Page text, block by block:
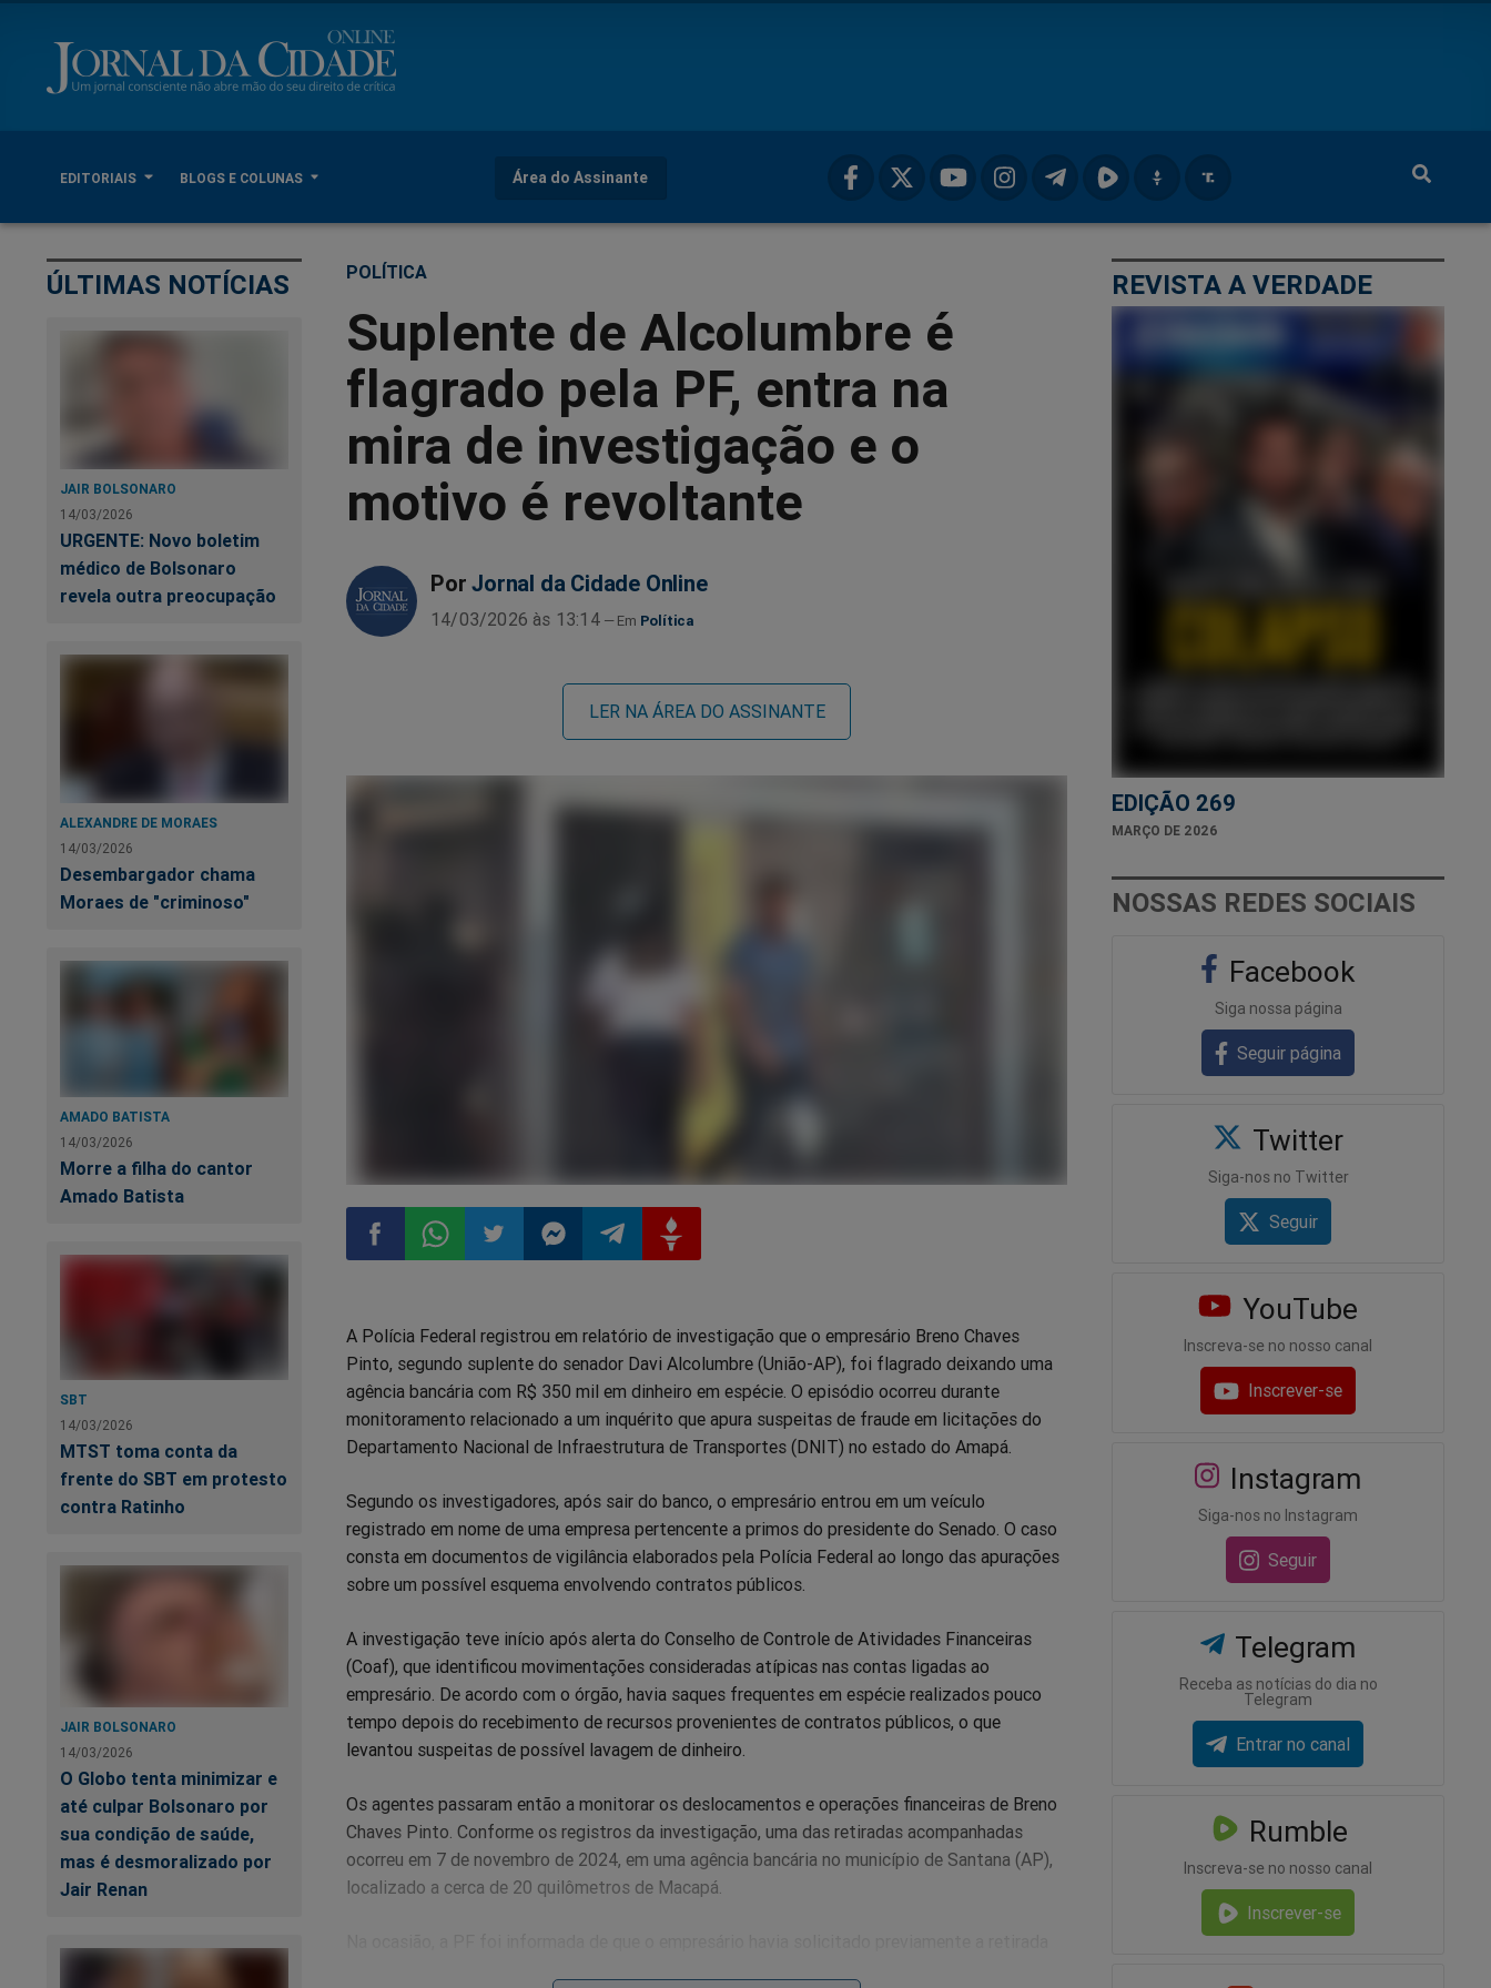
EDITORIAIS BLOGS E COLUNAS Área do Assinante
ÚLTIMAS NOTÍCIAS
JAIR BOLSONARO
14/03/2026
URGENTE: Novo boletim
médico de Bolsonaro
revela outra preocupação
ALEXANDRE DE MORAES
14/03/2026
Desembargador chama
Moraes de "criminoso"
AMADO BATISTA
14/03/2026
Morre a filha do cantor
Amado Batista
SBT
14/03/2026
MTST toma conta da
frente do SBT em protesto
contra Ratinho
JAIR BOLSONARO
14/03/2026
O Globo tenta minimizar e
até culpar Bolsonaro por
sua condição de saúde,
mas é desmoralizado por
Jair Renan
POLÍTICA
Suplente de Alcolumbre é
flagrado pela PF, entra na
mira de investigação e o
motivo é revoltante
Por Jornal da Cidade Online
14/03/2026 às 13:14 Política
LER NA ÁREA DO ASSINANTE
no
Facebook
no
Whatsapp
no
Twitter
no
Messenger
no
Telegram
no
Gettr
A Polícia Federal registrou em relatório de investigação que o empresário Breno Chaves
Pinto, segundo suplente do senador Davi Alcolumbre (União-AP), foi flagrado deixando uma
agência bancária com R$ 350 mil em dinheiro em espécie. O episódio ocorreu durante
monitoramento relacionado a um inquérito que apura suspeitas de fraude em licitações do
Departamento Nacional de Infraestrutura de Transportes (DNIT) no estado do Amapá.
Segundo os investigadores, após sair do banco, o empresário entrou em um veículo
registrado em nome de uma empresa pertencente a primos do presidente do Senado. O caso
consta em documentos de vigilância elaborados pela Polícia Federal ao longo das apurações
sobre um possível esquema envolvendo contratos públicos.
A investigação teve início após alerta do Conselho de Controle de Atividades Financeiras
(Coaf), que identificou movimentações consideradas atípicas nas contas ligadas ao
empresário. De acordo com o órgão, havia saques frequentes em espécie realizados pouco
tempo depois do recebimento de recursos provenientes de contratos públicos, o que
levantou suspeitas de possível lavagem de dinheiro.
Os agentes passaram então a monitorar os deslocamentos e operações financeiras de Breno
Chaves Pinto. Conforme os registros da investigação, uma das retiradas acompanhadas
ocorreu em 7 de novembro de 2024, em uma agência bancária no município de Santana (AP),
localizado a cerca de 20 quilômetros de Macapá.
REVISTA A VERDADE
EDIÇÃO 269
MARÇO DE 2026
NOSSAS REDES SOCIAIS
Facebook
Siga nossa página
Seguir página
Twitter
Siga-nos no Twitter
Seguir
YouTube
Inscreva-se no nosso canal
Inscrever-se
Instagram
Siga-nos no Instagram
Seguir
Telegram
Receba as notícias do dia no
Telegram
Entrar no canal
Rumble
Inscreva-se no nosso canal
Inscrever-se